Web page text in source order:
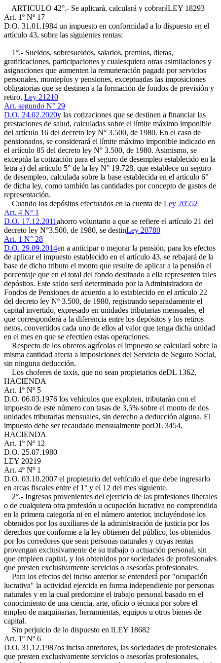
ARTICULO 42°.- Se aplicará, calculará y cobraráLEY 18293
Art. 1º Nº 17
D.O. 31.01.1984 un impuesto en conformidad a lo dispuesto en el
artículo 43, sobre las siguientes rentas:
1°.- Sueldos, sobresueldos, salarios, premios, dietas,
gratificaciones, participaciones y cualesquiera otras asimilaciones y
asignaciones que aumenten la remuneración pagada por servicios
personales, montepíos y pensiones, exceptuadas las imposiciones
obligatorias que se destinen a la formación de fondos de previsión y
retiro, Ley 21210
Art. segundo N° 29
D.O. 24.02.2020y las cotizaciones que se destinen a financiar las
prestaciones de salud, calculadas sobre el límite máximo imponible
del artículo 16 del decreto ley N° 3.500, de 1980. En el caso de
pensionados, se considerará el límite máximo imponible indicado en
el artículo 85 del decreto ley N° 3.500, de 1980. Asimismo, se
exceptúa la cotización para el seguro de desempleo establecido en la
letra a) del artículo 5° de la ley N° 19.728, que establece un seguro
de desempleo, calculada sobre la base establecida en el artículo 6°
de dicha ley, como también las cantidades por concepto de gastos de
representación.
Cuando los depósitos efectuados en la cuenta de Ley 20552
Art. 4 N° 1
D.O. 17.12.2011ahorro voluntario a que se refiere el artículo 21 del
decreto ley N°3.500, de 1980, se destinLey 20780
Art. 1 N° 28
D.O. 29.09.2014en a anticipar o mejorar la pensión, para los efectos
de aplicar el impuesto establecido en el artículo 43, se rebajará de la
base de dicho tributo el monto que resulte de aplicar a la pensión el
porcentaje que en el total del fondo destinado a ella representen tales
depósitos. Este saldo será determinado por la Administradora de
Fondos de Pensiones de acuerdo a lo establecido en el artículo 22
del decreto ley Nº 3.500, de 1980, registrando separadamente el
capital invertido, expresado en unidades tributarias mensuales, el
que corresponderá a la diferencia entre los depósitos y los retiros
netos, convertidos cada uno de ellos al valor que tenga dicha unidad
en el mes en que se efectúen estas operaciones.
Respecto de los obreros agrícolas el impuesto se calculará sobre la
misma cantidad afecta a imposiciones del Servicio de Seguro Social,
sin ninguna deducción.
Los choferes de taxis, que no sean propietarios deDL 1362,
HACIENDA
Art. 1º Nº 5
D.O. 06.03.1976 los vehículos que exploten, tributarán con el
impuesto de este número con tasas de 3,5% sobre el monto de dos
unidades tributarias mensuales, sin derecho a deducción alguna. El
impuesto debe ser recaudado mensualmente porDL 3454,
HACIENDA
Art. 1º Nº 12
D.O. 25.07.1980
LEY 20219
Art. 4º Nº 1
D.O. 03.10.2007 el propietario del vehículo el que debe ingresarlo
en arcas fiscales entre el 1° y el 12 del mes siguiente.
2°.- Ingresos provenientes del ejercicio de las profesiones liberales
o de cualquiera otra profesión u ocupación lucrativa no comprendida
en la primera categoría ni en el número anterior, incluyéndose los
obtenidos por los auxiliares de la administración de justicia por los
derechos que conforme a la ley obtienen del público, los obtenidos
por los corredores que sean personas naturales y cuyas rentas
provengan exclusivamente de su trabajo o actuación personal, sin
que empleen capital, y los obtenidos por sociedades de profesionales
que presten exclusivamente servicios o asesorías profesionales.
Para los efectos del inciso anterior se entenderá por "ocupación
lucrativa" la actividad ejercida en forma independiente por personas
naturales y en la cual predomine el trabajo personal basado en el
conocimiento de una ciencia, arte, oficio o técnica por sobre el
empleo de maquinarias, herramientas, equipos u otros bienes de
capital.
Sin perjuicio de lo dispuesto en lLEY 18682
Art. 1º Nº 6
D.O. 31.12.1987os inciso anteriores, las sociedades de profesionales
que presten exclusivamente servicios o asesorías profesionales,